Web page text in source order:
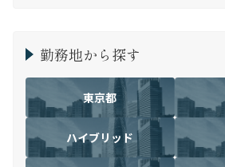
勤務地から探す
東京都
ハイブリッド